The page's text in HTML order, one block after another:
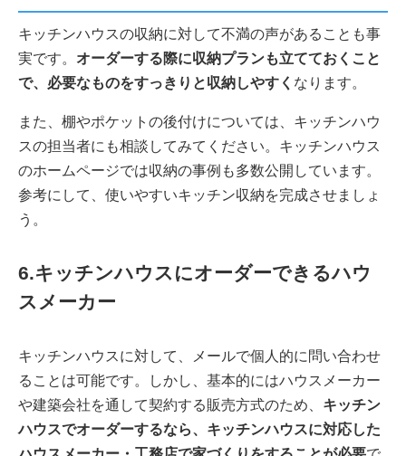
キッチンハウスの収納に対して不満の声があることも事
実です。 オーダーする際に収納プランも立てておくこと
で、必要なものをすっきりと収納しやすく なります。
また、棚やポケットの後付けについては、キッチンハウ
スの担当者にも相談してみてください。キッチンハウス
のホームページでは収納の事例も多数公開しています。
参考にして、使いやすいキッチン収納を完成させましょ
う。
6.キッチンハウスにオーダーできるハウ
スメーカー
キッチンハウスに対して、メールで個人的に問い合わせ
ることは可能です。しかし、基本的にはハウスメーカー
や建築会社を通して契約する販売方式のため、 キッチン
ハウスでオーダーするなら、キッチンハウスに対応した